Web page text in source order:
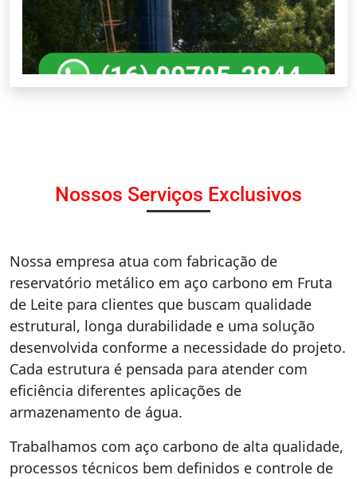
Nossos Serviços Exclusivos
Nossa empresa atua com fabricação de
reservatório metálico em aço carbono em Fruta
de Leite para clientes que buscam qualidade
estrutural, longa durabilidade e uma solução
desenvolvida conforme a necessidade do projeto.
Cada estrutura é pensada para atender com
eficiência diferentes aplicações de
armazenamento de água.
Trabalhamos com aço carbono de alta qualidade,
processos técnicos bem definidos e controle de